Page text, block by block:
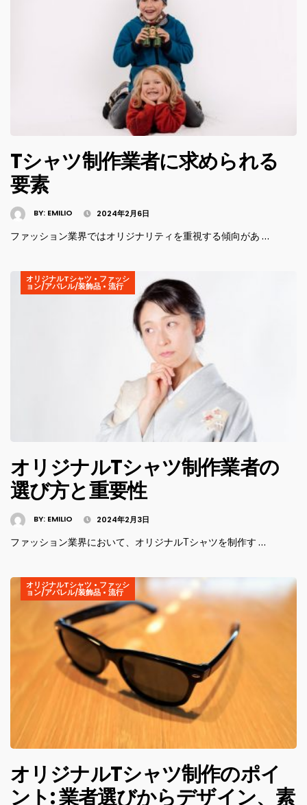
Tシャツ制作業者に求められる
要素
BY: EMILIO 2024年2月6日
ファッション業界ではオリジナリティを重視する傾向があ …
オリジナルTシャツ • ファッシ
ョン/アパレル/装飾品• 流行
オリジナルTシャツ制作業者の
選び方と重要性
BY: EMILIO 2024年2月3日
ファッション業界において、オリジナルTシャツを制作す …
オリジナルTシャツ • ファッシ
ョン/アパレル/装飾品 • 流行
オリジナルTシャツ制作のポイ
ント: 業者選びからデザイン、素